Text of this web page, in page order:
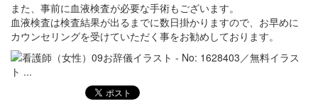
また、事前に血液検査が必要な手術もございます。
血液検査は検査結果が出るまでに数日掛かりますので、お早めに
カウンセリングを受けていただく事をお勧めしております。